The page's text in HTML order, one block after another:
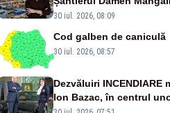
scufundă apărarea
30 iul. 2026, 08:09
Cod galben de caniculă
30 iul. 2026, 08:57
Dezvăluiri INCENDIARE
Ion Bazac, în centrul